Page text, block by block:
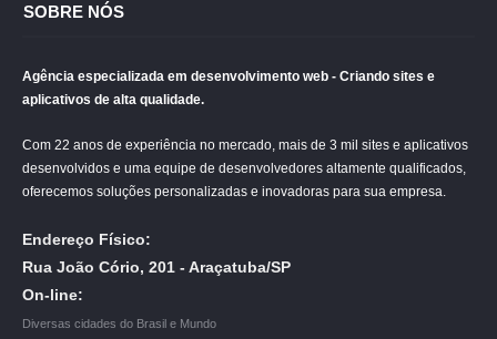
SOBRE NÓS
Agência especializada em desenvolvimento web - Criando sites e
aplicativos de alta qualidade.
Com 22 anos de experiência no mercado, mais de 3 mil sites e aplicativos
desenvolvidos e uma equipe de desenvolvedores altamente qualificados,
oferecemos soluções personalizadas e inovadoras para sua empresa.
Endereço Físico:
Rua João Cório, 201 - Araçatuba/SP
On-line:
Diversas cidades do Brasil e Mundo